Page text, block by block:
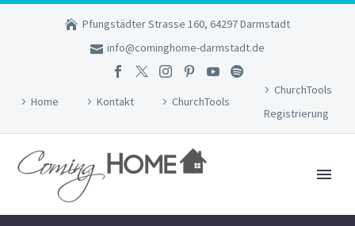
Pfungstädter Strasse 160, 64297 Darmstadt
info@cominghome-darmstadt.de
Home Kontakt ChurchTools
ChurchTools
Registrierung